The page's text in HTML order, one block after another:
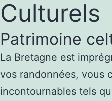
Culturels
Patrimoine
La Bretagne est
vos randonnées, vous
incontournables tels